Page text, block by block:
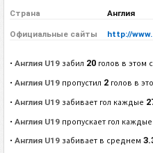
Страна Англия
Официальные сайты http://
• Англия U19забил 20голов в этом
• Англия U19пропустил 2голов в
• Англия U19забивает гол каждые
• Англия U19пропускает гол каждые
• Англия U19забивает в среднем